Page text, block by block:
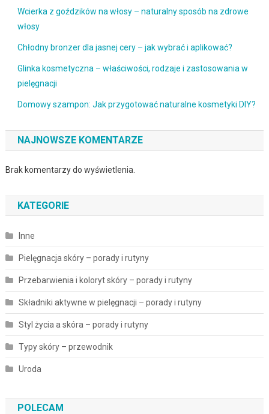
Wcierka z goździków na włosy – naturalny sposób na zdrowe
włosy
Chłodny bronzer dla jasnej cery – jak wybrać i aplikować?
Glinka kosmetyczna – właściwości, rodzaje i zastosowania w
pielęgnacji
Domowy szampon: Jak przygotować naturalne kosmetyki DIY?
NAJNOWSZE KOMENTARZE
Brak komentarzy do wyświetlenia.
KATEGORIE
Inne
Pielęgnacja skóry – porady i rutyny
Przebarwienia i koloryt skóry – porady i rutyny
Składniki aktywne w pielęgnacji – porady i rutyny
Styl życia a skóra – porady i rutyny
Typy skóry – przewodnik
Uroda
POLECAM